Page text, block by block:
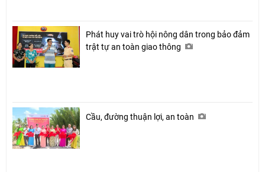
Phát huy vai trò hội nông dân trong bảo đảm
trật tự an toàn giao thông
Cầu, đường thuận lợi, an toàn